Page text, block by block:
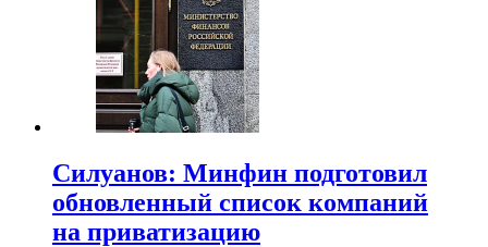
Силуанов: Минфин подготовил
обновленный список компаний
на приватизацию